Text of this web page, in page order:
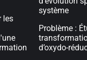
les
système
Problème :
d’oxydo-